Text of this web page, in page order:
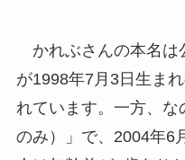
かれぶさんの本名は
が1998年7月3日生ま
れています。一方、
のみ）」で、2004年6